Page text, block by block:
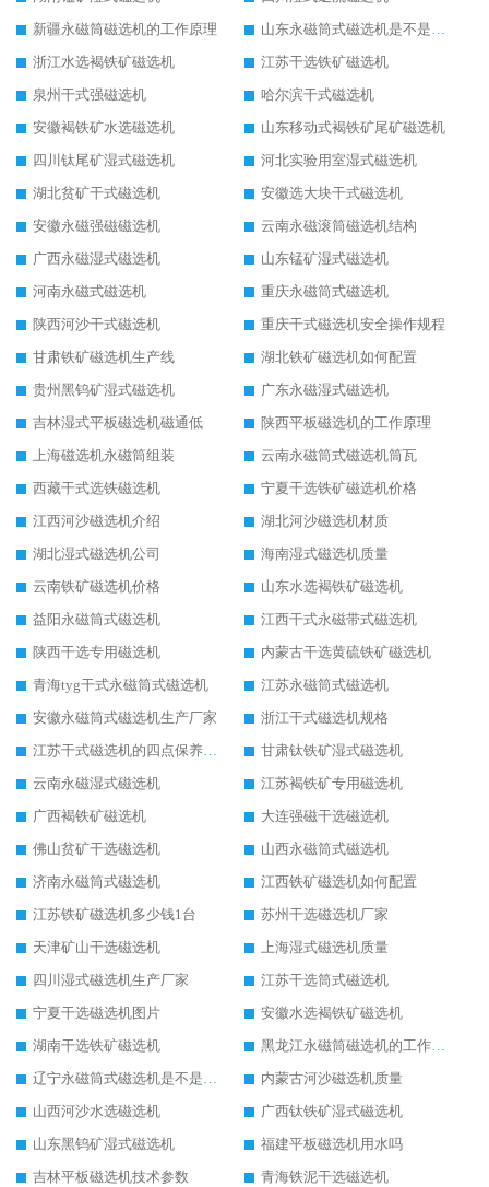
新疆永磁筒磁选机的工作原理
山东永磁筒式磁选机是不是强磁
浙江水选褐铁矿磁选机
江苏干选铁矿磁选机
泉州干式强磁选机
哈尔滨干式磁选机
安徽褐铁矿水选磁选机
山东移动式褐铁矿尾矿磁选机
四川钛尾矿湿式磁选机
河北实验用室湿式磁选机
湖北贫矿干式磁选机
安徽选大块干式磁选机
安徽永磁强磁磁选机
云南永磁滚筒磁选机结构
广西永磁湿式磁选机
山东锰矿湿式磁选机
河南永磁式磁选机
重庆永磁筒式磁选机
陕西河沙干式磁选机
重庆干式磁选机安全操作规程
甘肃铁矿磁选机生产线
湖北铁矿磁选机如何配置
贵州黑钨矿湿式磁选机
广东永磁湿式磁选机
吉林湿式平板磁选机磁通低
陕西平板磁选机的工作原理
上海磁选机永磁筒组装
云南永磁筒式磁选机筒瓦
西藏干式选铁磁选机
宁夏干选铁矿磁选机价格
江西河沙磁选机介绍
湖北河沙磁选机材质
湖北湿式磁选机公司
海南湿式磁选机质量
云南铁矿磁选机价格
山东水选褐铁矿磁选机
益阳永磁筒式磁选机
江西干式永磁带式磁选机
陕西干选专用磁选机
内蒙古干选黄硫铁矿磁选机
青海tyg干式永磁筒式磁选机
江苏永磁筒式磁选机
安徽永磁筒式磁选机生产厂家
浙江干式磁选机规格
江苏干式磁选机的四点保养秘籍
甘肃钛铁矿湿式磁选机
云南永磁湿式磁选机
江苏褐铁矿专用磁选机
广西褐铁矿磁选机
大连强磁干选磁选机
佛山贫矿干选磁选机
山西永磁筒式磁选机
济南永磁筒式磁选机
江西铁矿磁选机如何配置
江苏铁矿磁选机多少钱1台
苏州干选磁选机厂家
天津矿山干选磁选机
上海湿式磁选机质量
四川湿式磁选机生产厂家
江苏干选筒式磁选机
宁夏干选磁选机图片
安徽水选褐铁矿磁选机
湖南干选铁矿磁选机
黑龙江永磁筒磁选机的工作原理
辽宁永磁筒式磁选机是不是强磁
内蒙古河沙磁选机质量
山西河沙水选磁选机
广西钛铁矿湿式磁选机
山东黑钨矿湿式磁选机
福建平板磁选机用水吗
吉林平板磁选机技术参数
青海铁泥干选磁选机